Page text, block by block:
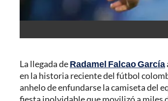
La llegada deRadamel Falcao García
en la historia reciente del fútbol
anhelo de enfundarse la camiseta del